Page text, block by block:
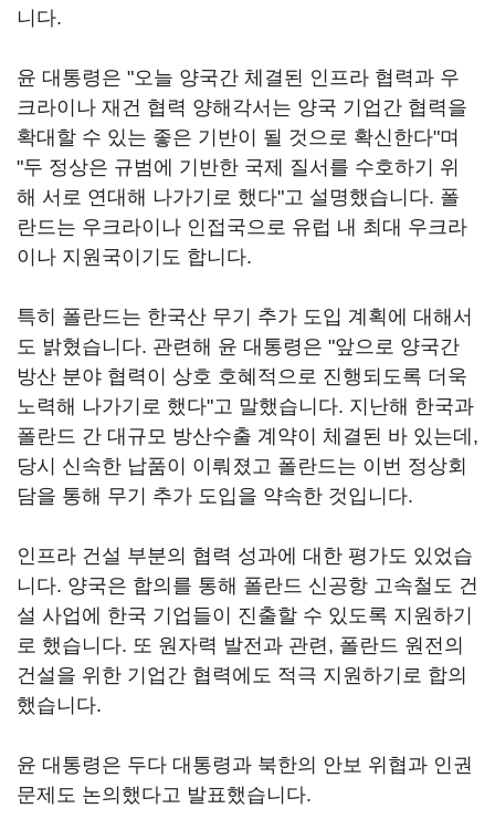
니다.
윤 대통령은 "오늘 양국간 체결된 인프라 협력과 우
크라이나 재건 협력 양해각서는 양국 기업간 협력을
확대할 수 있는 좋은 기반이 될 것으로 확신한다"며
"두 정상은 규범에 기반한 국제 질서를 수호하기 위
해 서로 연대해 나가기로 했다"고 설명했습니다. 폴
란드는 우크라이나 인접국으로 유럽 내 최대 우크라
이나 지원국이기도 합니다.
특히 폴란드는 한국산 무기 추가 도입 계획에 대해서
도 밝혔습니다. 관련해 윤 대통령은 "앞으로 양국간
방산 분야 협력이 상호 호혜적으로 진행되도록 더욱
노력해 나가기로 했다"고 말했습니다. 지난해 한국과
폴란드 간 대규모 방산수출 계약이 체결된 바 있는데,
당시 신속한 납품이 이뤄졌고 폴란드는 이번 정상회
담을 통해 무기 추가 도입을 약속한 것입니다.
인프라 건설 부분의 협력 성과에 대한 평가도 있었습
니다. 양국은 합의를 통해 폴란드 신공항 고속철도 건
설 사업에 한국 기업들이 진출할 수 있도록 지원하기
로 했습니다. 또 원자력 발전과 관련, 폴란드 원전의
건설을 위한 기업간 협력에도 적극 지원하기로 합의
했습니다.
윤 대통령은 두다 대통령과 북한의 안보 위협과 인권
문제도 논의했다고 발표했습니다.